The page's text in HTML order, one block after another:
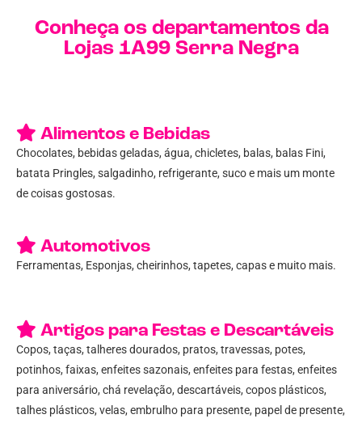
Conheça os departamentos da
Lojas 1A99 Serra Negra
Alimentos e Bebidas
Chocolates, bebidas geladas, água, chicletes, balas, balas Fini,
batata Pringles, salgadinho, refrigerante, suco e mais um monte
de coisas gostosas.
Automotivos
Ferramentas, Esponjas, cheirinhos, tapetes, capas e muito mais.
Artigos para Festas e Descartáveis
Copos, taças, talheres dourados, pratos, travessas, potes,
potinhos, faixas, enfeites sazonais, enfeites para festas, enfeites
para aniversário, chá revelação, descartáveis, copos plásticos,
talhes plásticos, velas, embrulho para presente, papel de presente,